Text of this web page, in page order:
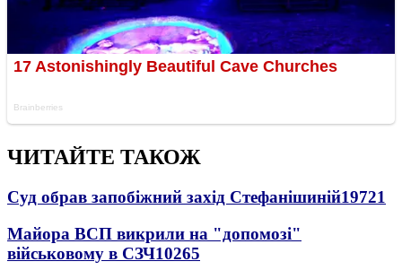
ЧИТАЙТЕ ТАКОЖ
Суд обрав запобіжний захід Стефанішиній19721
Майора ВСП викрили на "допомозі"
військовому в СЗЧ10265